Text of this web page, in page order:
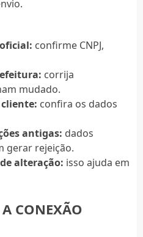
confirme CNPJ,
corrija
mudado.
confira os dados
antigas: dados
gerar rejeição.
alteração: isso ajuda em
CONEXÃO